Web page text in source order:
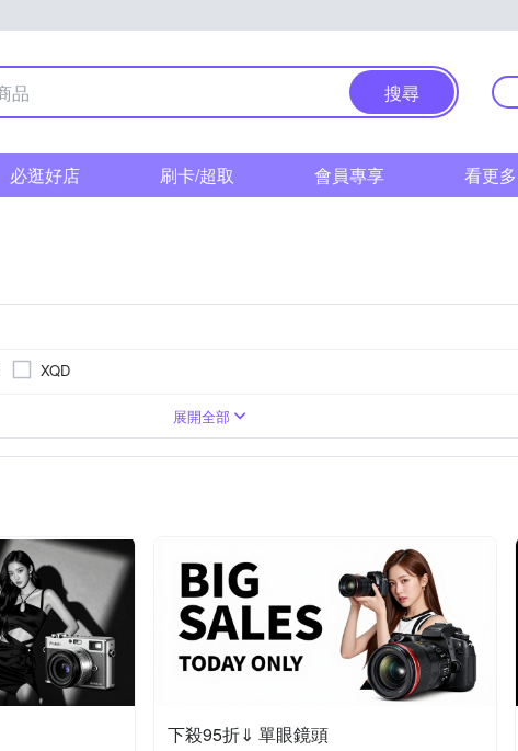
搜尋
必逛好店 刷卡/超取 會員專享 看更多
XQD
BSI CMOS(高感光背照式)
4000萬像素以上 3001萬~5000萬像素
展開全部
下殺95折⇓ 單眼鏡頭